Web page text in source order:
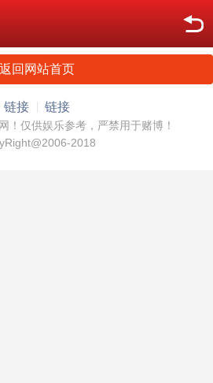
返回网站首页
链接 链接
！仅供娱乐参考，严禁用于赌博！
2018